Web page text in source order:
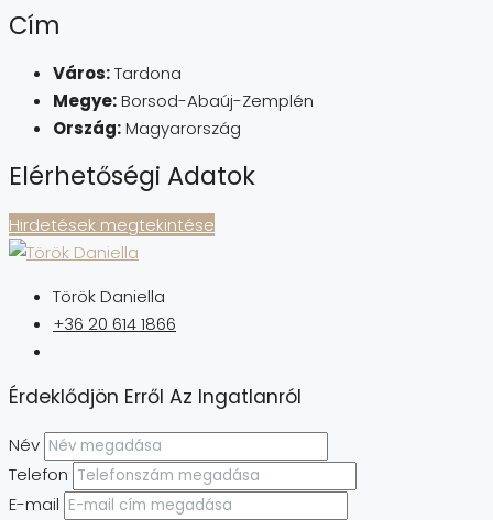
Cím
Város:Tardona
Megye:Borsod-Abaúj-Zemplén
Ország:Magyarország
Elérhetőségi Adatok
Hirdetések megtekintése
Török Daniella
+36 20 614 1866
Érdeklődjön Erről Az Ingatlanról
Név
Telefon
E-mail